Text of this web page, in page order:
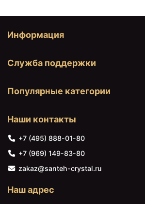
Информация
Служба поддержки
Популярные категории
Наши контакты
+7 (495) 888-01-80
+7 (969) 149-83-80
zakaz@santeh-crystal.ru
Наш адрес